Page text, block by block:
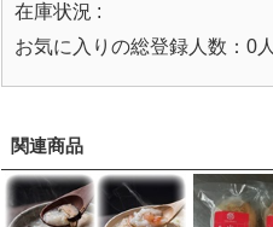
在庫状況 :
お気に入りの総登録人数：0人
関連商品